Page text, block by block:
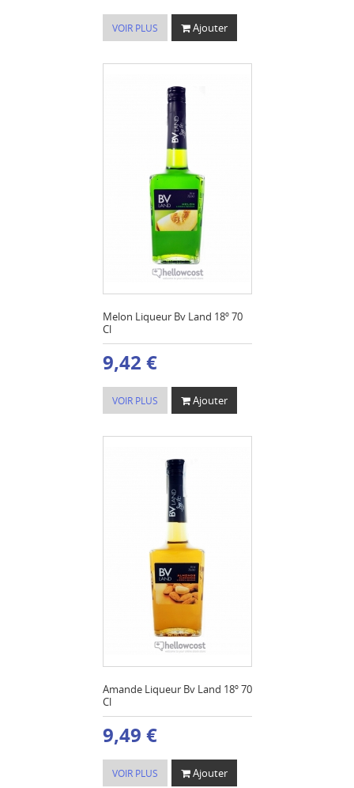
VOIR PLUS Ajouter
Melon Liqueur Bv Land 18º 70
Cl
9,42 €
VOIR PLUS Ajouter
Amande Liqueur Bv Land 18º 70
Cl
9,49 €
VOIR PLUS Ajouter